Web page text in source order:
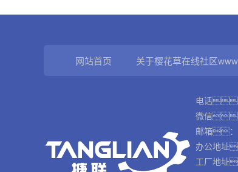
网站首页 关于樱花草在线社区
电话
微信
邮箱：
办公地址
工厂地址